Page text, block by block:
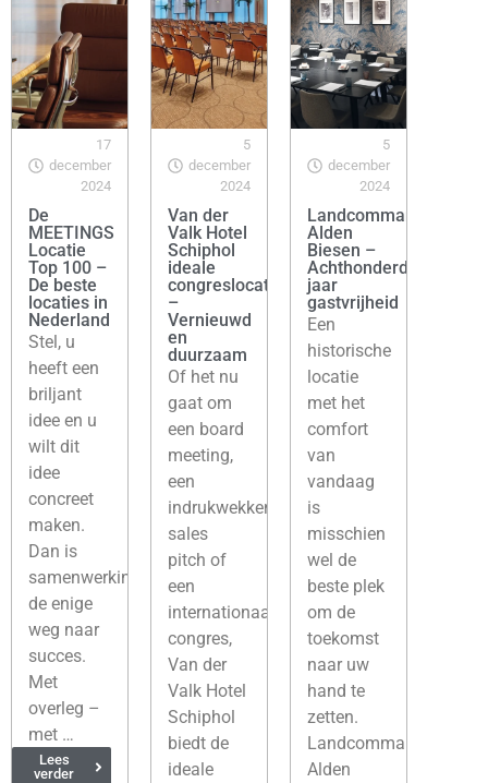
17
december
2024
De
MEETINGS
Locatie
Top 100 –
De beste
locaties in
Nederland
Stel, u
heeft een
briljant
idee en u
wilt dit
idee
concreet
maken.
Dan is
samenwerking
de enige
weg naar
succes.
Met
overleg –
met …
Lees
verder
5
december
2024
Van der
Valk Hotel
Schiphol
ideale
congreslocatie
–
Vernieuwd
en
duurzaam
Of het nu
gaat om
een board
meeting,
een
indrukwekkende
sales
pitch of
een
internationaal
congres,
Van der
Valk Hotel
Schiphol
biedt de
ideale
5
december
2024
Landcommanderij
Alden
Biesen –
Achthonderd
jaar
gastvrijheid
Een
historische
locatie
met het
comfort
van
vandaag
is
misschien
wel de
beste plek
om de
toekomst
naar uw
hand te
zetten.
Landcommanderij
Alden